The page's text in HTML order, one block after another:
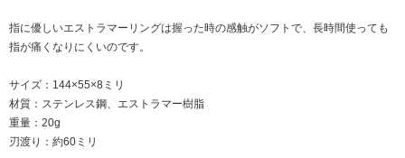
指に優しいエストラマーリングは握った時の感触がソフトで、長時間使っても
指が痛くなりにくいのです。
サイズ：144×55×8ミリ
材質：ステンレス鋼、エストラマー樹脂
重量：20g
刃渡り：約60ミリ